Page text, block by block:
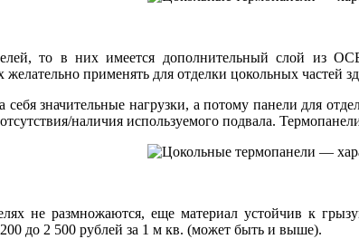
то в них имеется дополнительный слой из
применять для отделки цокольных частей
себя значительные нагрузки, а потому панели для
наличия используемого подвала.
не размножаются, еще материал устойчив к
200 до 2 500 рублей за 1 м кв. (может быть и выше).